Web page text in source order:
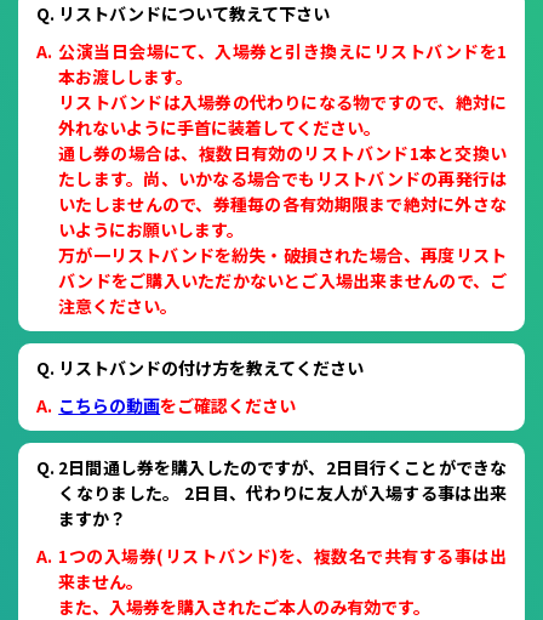
リストバンドについて教えて下さい
公演当日会場にて、入場券と引き換えにリストバンドを1
本お渡しします。
リストバンドは入場券の代わりになる物ですので、絶対に
外れないように手首に装着してください。
通し券の場合は、複数日有効のリストバンド1本と交換い
たします。尚、いかなる場合でもリストバンドの再発行は
いたしませんので、券種毎の各有効期限まで絶対に外さな
いようにお願いします。
万が一リストバンドを紛失・破損された場合、再度リスト
バンドをご購入いただかないとご入場出来ませんので、ご
注意ください。
リストバンドの付け方を教えてください
こちらの動画をご確認ください
2日間通し券を購入したのですが、2日目行くことができな
くなりました。 2日目、代わりに友人が入場する事は出来
ますか？
1つの入場券(リストバンド)を、複数名で共有する事は出
来ません。
また、入場券を購入されたご本人のみ有効です。